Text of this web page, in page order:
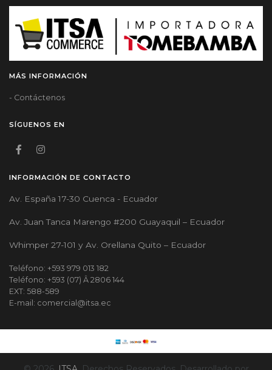
MÁS INFORMACIÓN
- Contáctenos
SÍGUENOS EN
INFORMACIÓN DE CONTACTO
Av. España 17-30 Cuenca - Ecuador
Av. Juan Tanca Marengo #200 Guayaquil – Ecuador
Whimper 27-101 y Av. Orellana Quito – Ecuador
Teléfono: +593 979 013 182
Teléfono: +593 (07) Â 2806 144
EXT: 588-589
E-mail: comercial@itsa.ec